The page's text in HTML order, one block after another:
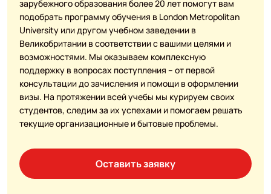
зарубежного образования более 20 лет помогут вам
подобрать программу обучения в London Metropolitan
University или другом учебном заведении в
Великобритании в соответствии с вашими целями и
возможностями. Мы оказываем комплексную
поддержку в вопросах поступления – от первой
консультации до зачисления и помощи в оформлении
визы. На протяжении всей учебы мы курируем своих
студентов, следим за их успехами и помогаем решать
текущие организационные и бытовые проблемы.
Оставить заявку